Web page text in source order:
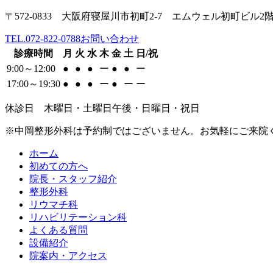
〒572-0833 大阪府寝屋川市初町2-7 エムウェル初町ビル2
TEL.072-822-0788お問い合わせ
診療時間
月 火 水 木 金 土 日/祝
9:00～12:00
● ● ● ー ● ●
ー
17:00～19:30 ● ● ● ー ● ー ー
休診日 木曜日・土曜日午後・日曜日・祝日
※中岡整形外科は予約制ではございません。お気軽にご来院
ホーム
初めての方へ
院長・スタッフ紹介
整形外科
リウマチ科
リハビリテーション科
よくある質問
設備紹介
院案内・アクセス